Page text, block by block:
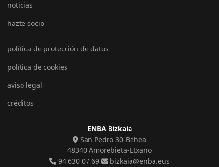
noticias
hazte socio
política de protección de datos
política de cookies
aviso legal
créditos
ENBA Bizkaia
San Pedro 30-Behea
48340 Amorebieta-Etxano
94 630 07 69
bizkaia@enba.eus